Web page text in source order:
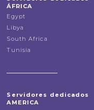
ÁFRICA
Egypt
Libya
South Africa
Tunisia
Servidores dedicados
AMERICA